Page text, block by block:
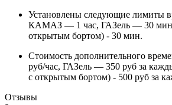
Установлены следующие лимиты
КАМАЗ — 1 час, ГАЗель — 30 мин,
открытым бортом) - 30 мин.
Стоимость дополнительного
руб/час, ГАЗель — 350 руб за
с открытым бортом) - 500 руб за
Отзывы